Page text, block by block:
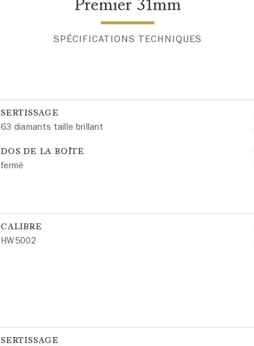
SPÉCIFICATIONS TECHNIQUES
SERTISSAGE
63 diamants taille brillant
DOS DE LA BOÎTE
fermé
CALIBRE
HW5002
SERTISSAGE